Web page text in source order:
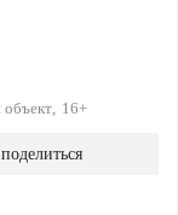
16+
поделиться